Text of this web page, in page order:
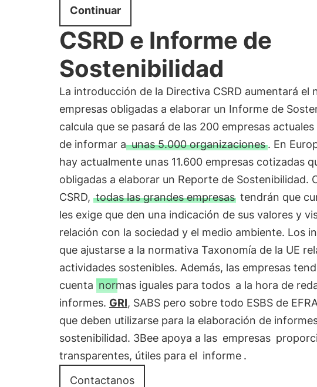
Continuar
CSRD e Informe de
Sostenibilidad
La introducción de la Directiva CSRD aumentará el
empresas obligadas a elaborar un Informe de
calcula que se pasará de las 200 empresas
de informar a unas 5.000 organizaciones. En
hay actualmente unas 11.600 empresas cotizadas
obligadas a elaborar un Reporte de Sostenibilidad.
CSRD, todas las grandes empresas tendrán que
les exige que den una indicación de sus valores y
relación con la sociedad y el medio ambiente. Los
que ajustarse a la normativa Taxonomía de la UE
actividades sostenibles. Además, las empresas
cuenta normas iguales para todos a la hora de
informes. GRI, SABS pero sobre todo ESBS de
que deben utilizarse para la elaboración de
sostenibilidad. 3Bee apoya a las empresas
transparentes, útiles para el informe .
Contactanos